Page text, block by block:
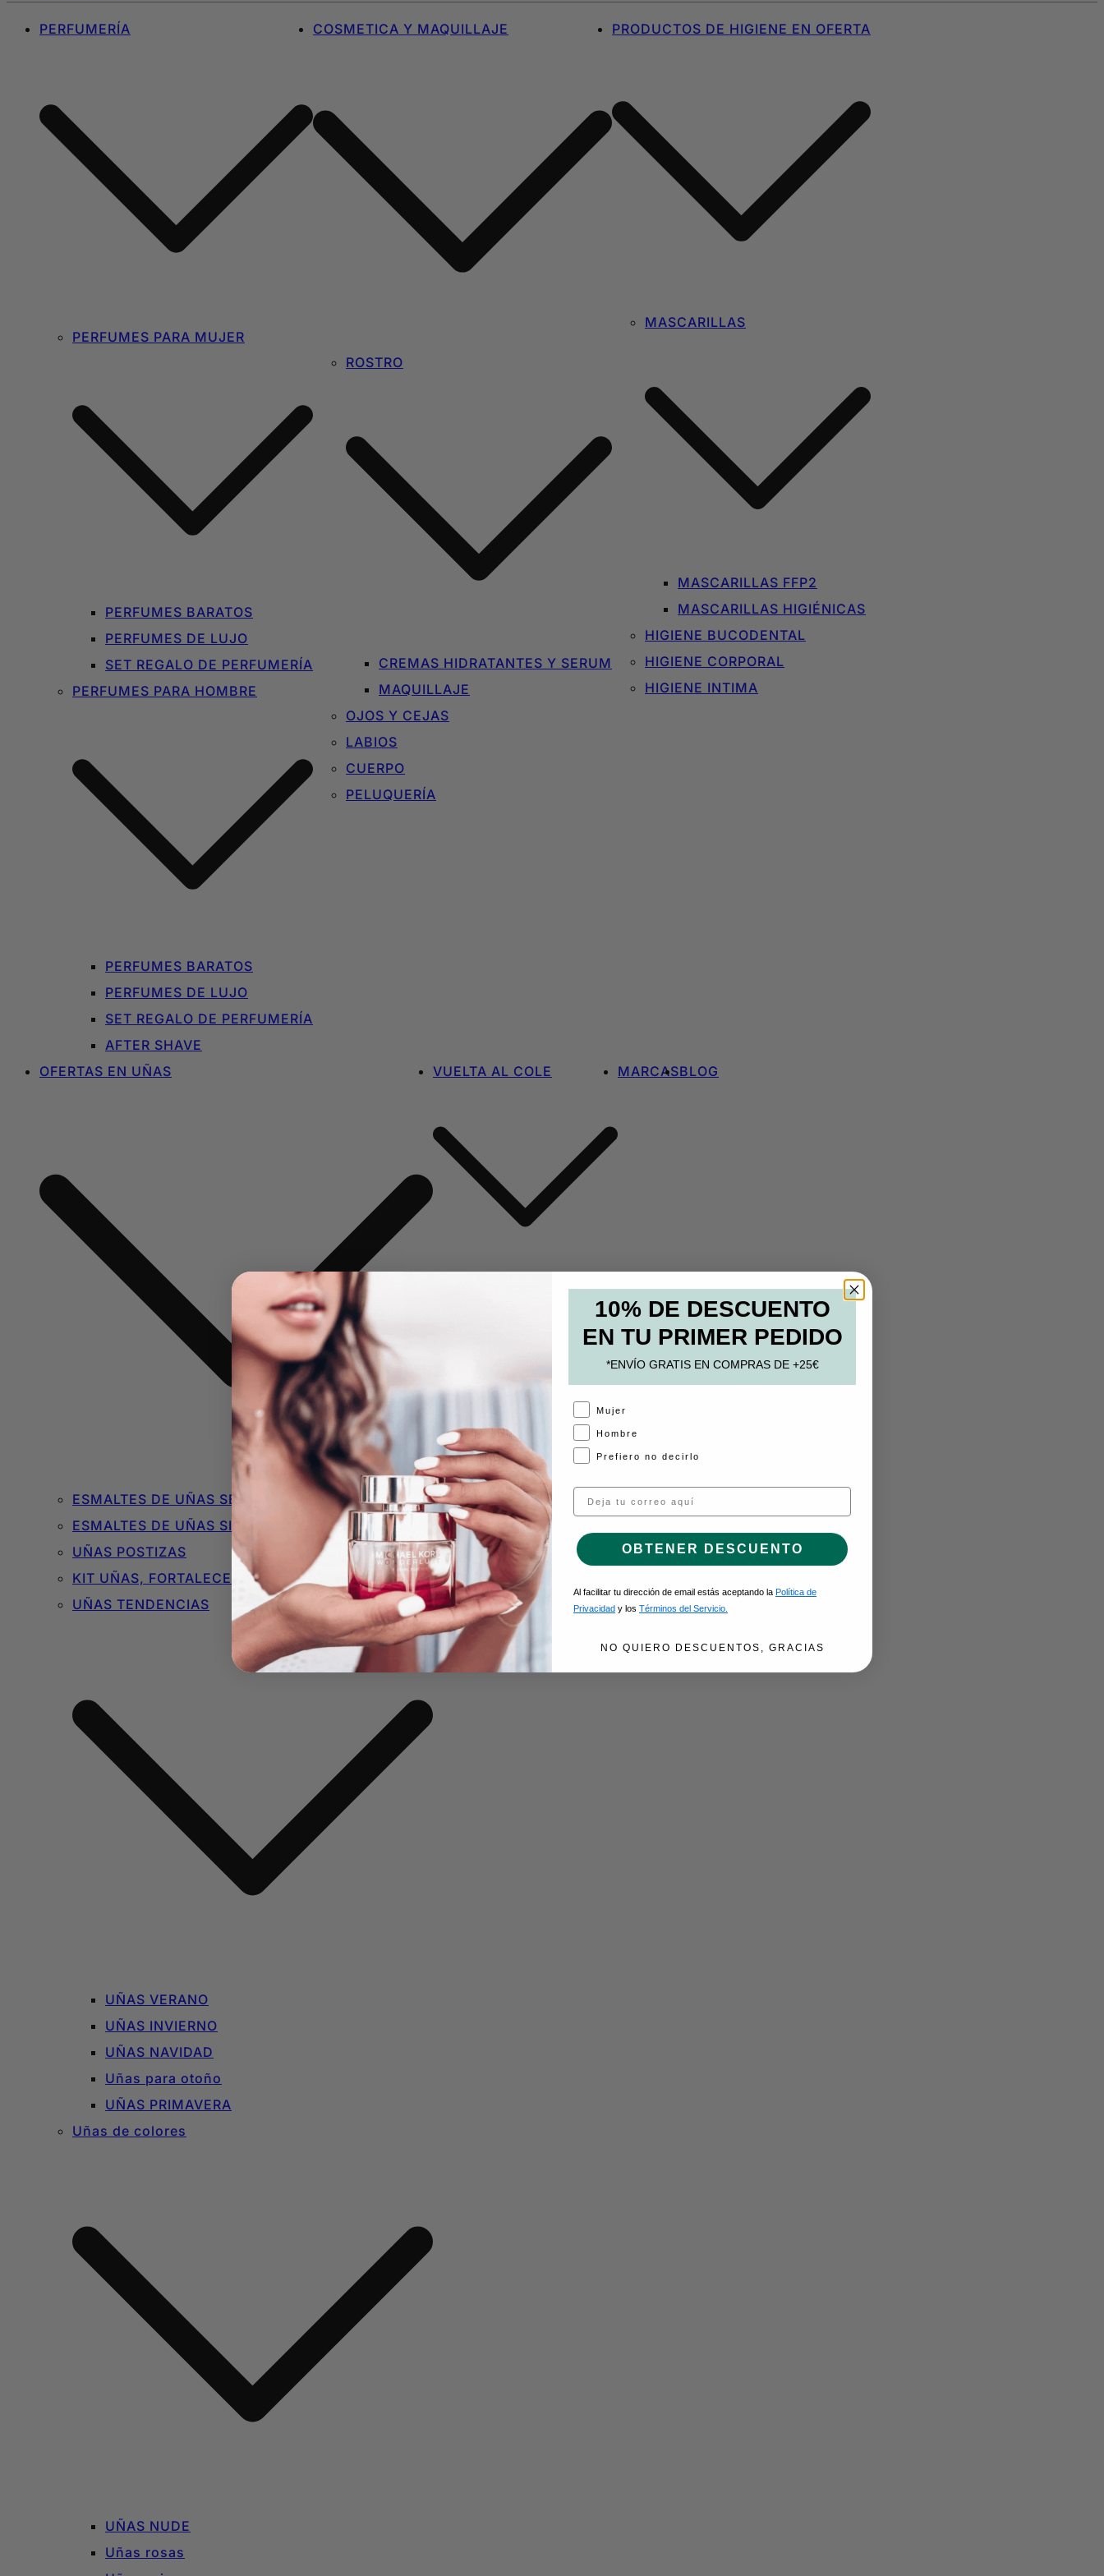
PERFUMERÍA
PERFUMES PARA MUJER
PERFUMES BARATOS
PERFUMES DE LUJO
SET REGALO DE PERFUMERÍA
PERFUMES PARA HOMBRE
PERFUMES BARATOS
PERFUMES DE LUJO
SET REGALO DE PERFUMERÍA
AFTER SHAVE
COSMETICA Y MAQUILLAJE
ROSTRO
CREMAS HIDRATANTES Y SERUM
MAQUILLAJE
OJOS Y CEJAS
LABIOS
CUERPO
PELUQUERÍA
PRODUCTOS DE HIGIENE EN OFERTA
MASCARILLAS
MASCARILLAS FFP2
MASCARILLAS HIGIÉNICAS
HIGIENE BUCODENTAL
HIGIENE CORPORAL
HIGIENE INTIMA
OFERTAS EN UÑAS
ESMALTES DE UÑAS SEMIPERMANENTES O DE GEL
ESMALTES DE UÑAS SIN TÓXICOS
UÑAS POSTIZAS
KIT UÑAS, FORTALECEDORES Y BÁSICOS
UÑAS TENDENCIAS
UÑAS VERANO
UÑAS INVIERNO
UÑAS NAVIDAD
Uñas para otoño
UÑAS PRIMAVERA
Uñas de colores
UÑAS NUDE
Uñas rosas
VUELTA AL COLE
MOCHILAS Y BOLSOS
MARCASBLOG
10% DE DESCUENTO
EN TU PRIMER PEDIDO
*ENVÍO GRATIS EN COMPRAS DE +25€
A Mujer
Hombre
Prefiero no decirlo
Email
OBTENER DESCUENTO
Al facilitar tu dirección de email estás aceptando la Política de
Privacidad y los Términos del Servicio.
NO QUIERO DESCUENTOS, GRACIAS